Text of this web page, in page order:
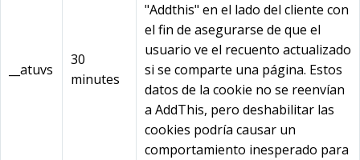
__atuvs
30
minutes
"Addthis" en el lado del cliente con
el fin de asegurarse de que el
usuario ve el recuento actualizado
si se comparte una página. Estos
datos de la cookie no se reenvían
a AddThis, pero deshabilitar las
cookies podría causar un
comportamiento inesperado para